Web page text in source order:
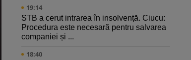
19:14
STB a cerut intrarea în insolvență. Ciucu:
Procedura este necesară pentru salvarea
companiei și ...
18:40